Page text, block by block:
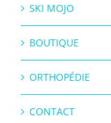
SKI MOJO
BOUTIQUE
ORTHOPÉDIE
CONTACT